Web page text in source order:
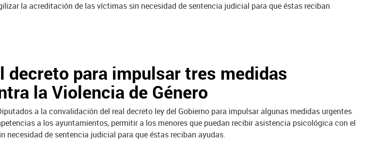
la acreditación de las víctimas sin necesidad de sentencia judicial para que éstas reciban
decreto para impulsar tres medidas
la Violencia de Género
a la convalidación del real decreto ley del Gobierno para impulsar algunas medidas urgentes
a los ayuntamientos, permitir a los menores que puedan recibir asistencia psicológica con el
de sentencia judicial para que éstas reciban ayudas.